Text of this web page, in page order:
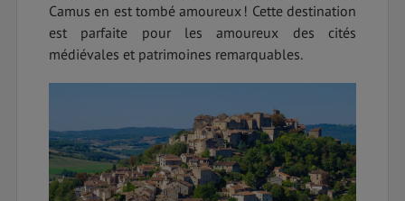
Camus en est tombé amoureux ! Cette destination
est parfaite pour les amoureux des cités
médiévales et patrimoines remarquables.